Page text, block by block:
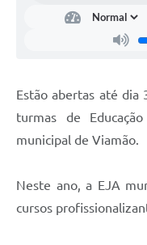
Estão abertas até dia
turmas de
municipal de Viamão.
Neste ano, a EJA
cursos